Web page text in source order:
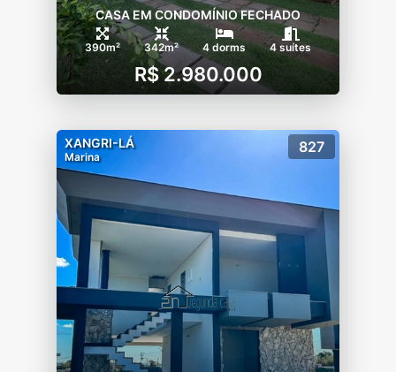
CASA EM CONDOMÍNIO FECHADO
390m² 342m² 4 dorms 4 suítes
R$ 2.980.000
XANGRI-LÁ
Marina
827